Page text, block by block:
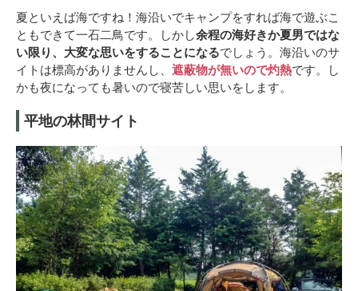
夏といえば海ですね！海沿いでキャンプをすれば海で遊ぶこ
ともできて一石二鳥です。しかし余程の海好きか夏男ではな
い限り、大変な思いをすることになるでしょう。海沿いのサ
イトは標高がありませんし、 遮蔽物が無いので灼熱です。し
かも夜になっても暑いので寝苦しい思いをします。
平地の林間サイト